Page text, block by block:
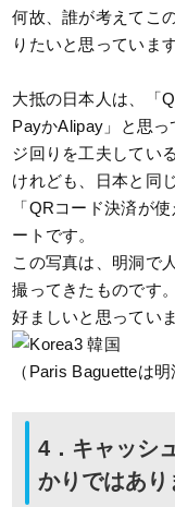
何故、誰が考えてこ
りたいと思っています
大抵の日本人は、「
PayかAlipay」と思
ジ回りを工夫してい
けれども、日本と同
「QRコード決済が
ートです。
この写真は、明洞で
撮ってきたものです
好ましいと思っていま
（Paris Baguetteは
4．キャッシ
かりではあり